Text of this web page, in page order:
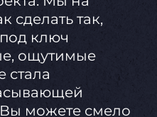
сделать так,
ключ
ощутимые
стала
можете смело